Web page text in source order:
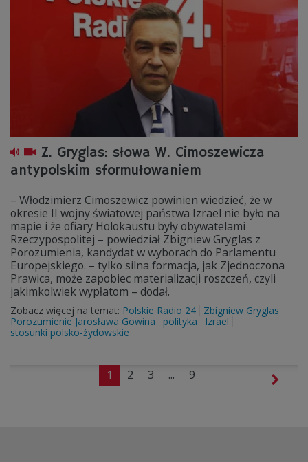
Z. Gryglas: słowa W. Cimoszewicza
antypolskim sformułowaniem
– Włodzimierz Cimoszewicz powinien wiedzieć, że w
okresie II wojny światowej państwa Izrael nie było na
mapie i że ofiary Holokaustu były obywatelami
Rzeczypospolitej – powiedział Zbigniew Gryglas z
Porozumienia, kandydat w wyborach do Parlamentu
Europejskiego. – tylko silna formacja, jak Zjednoczona
Prawica, może zapobiec materializacji roszczeń, czyli
jakimkolwiek wypłatom – dodał.
Zobacz więcej na temat: Polskie Radio 24
Zbigniew Gryglas
Porozumienie Jarosława Gowina
polityka
Izrael
stosunki polsko-żydowskie
1 2 3 ... 9